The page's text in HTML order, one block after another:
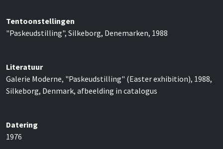
Tentoonstellingen
"Paskeudstilling", Silkeborg, Denemarken, 1988
Literatuur
Galerie Moderne, "Paskeudstilling" (Easter exhibition), 1988,
Silkeborg, Denmark, afbeelding in catalogus
Datering
1976